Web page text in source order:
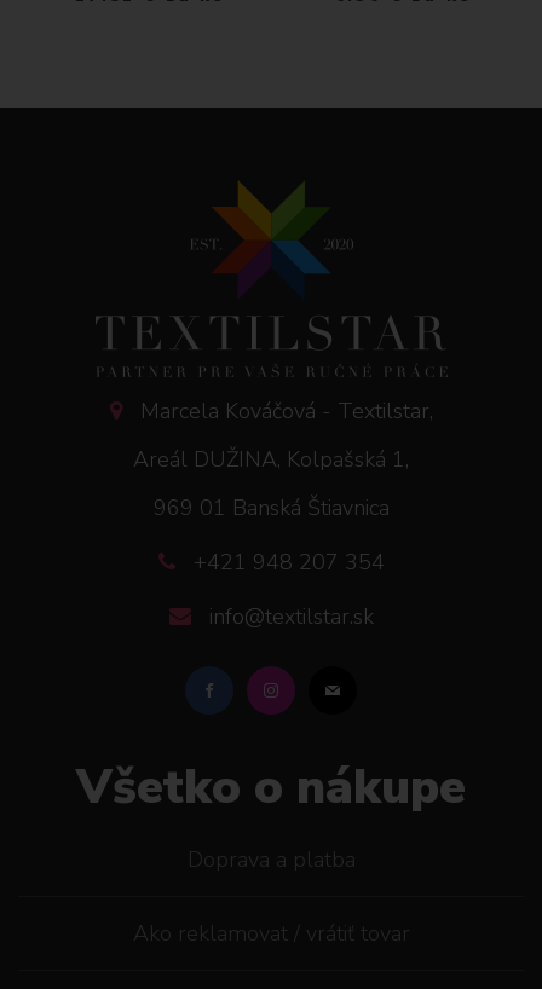
Marcela Kováčová - Textilstar,
Areál DUŽINA, Kolpašská 1,
969 01 Banská Štiavnica
+421 948 207 354
info@textilstar.sk
Všetko o nákupe
Doprava a platba
Ako reklamovat / vrátiť tovar